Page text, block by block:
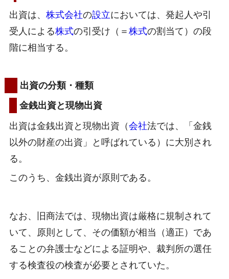
出資は、 株式会社の設立においては、発起人や引
受人による株式の引受け（＝株式の割当て）の段
階に相当する。
出資の分類・種類
金銭出資と現物出資
出資は金銭出資と現物出資（会社法では、「金銭
以外の財産の出資」と呼ばれている）に大別され
る。
このうち、金銭出資が原則である。
なお、旧商法では、現物出資は厳格に規制されて
いて、原則として、その価額が相当（適正）であ
ることの弁護士などによる証明や、裁判所の選任
する検査役の検査が必要とされていた。